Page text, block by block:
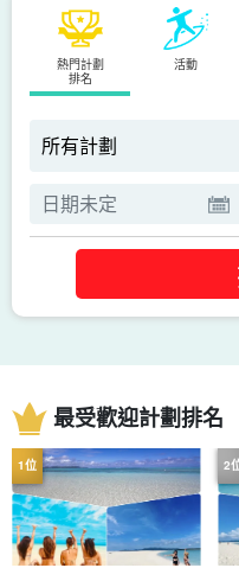
熱門計劃
排名
活動
最受歡迎計劃排名